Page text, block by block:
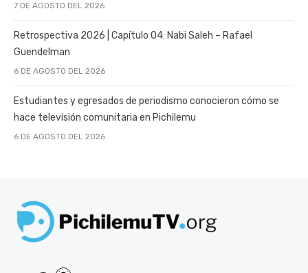
7 DE AGOSTO DEL 2026
Retrospectiva 2026 | Capítulo 04: Nabi Saleh – Rafael
Guendelman
6 DE AGOSTO DEL 2026
Estudiantes y egresados de periodismo conocieron cómo se
hace televisión comunitaria en Pichilemu
6 DE AGOSTO DEL 2026